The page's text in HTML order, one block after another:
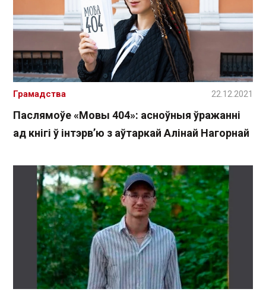
Паслямоўе «Мовы 404»: асноўныя ўражанні
ад кнігі ў інтэрв’ю з аўтаркай Алінай Нагорнай
Грамадства 22.12.2021